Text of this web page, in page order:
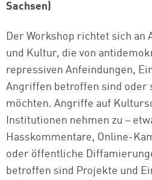
Sachsen)
Der Workshop richtet sich an
und Kultur, die von
repressiven Anfeindungen,
Angriffen betroffen sind oder
möchten. Angriffe auf
Institutionen nehmen zu –
Hasskommentare, Online-
oder öffentliche
betroffen sind Projekte und